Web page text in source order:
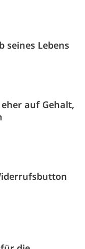
seines Lebens
auf Gehalt,